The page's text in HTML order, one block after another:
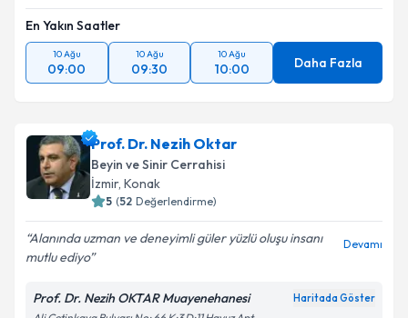
Metni'ni okudum ve kişisel verilerimin belirtilen
kapsamda işlenmesini kabul ediyorum.
Takvim Talebini Gönder
En Yakın Saatler
10 Ağu
09:00
10 Ağu
09:30
10 Ağu
10:00 Daha Fazla
Prof. Dr. Nezih Oktar
Beyin ve Sinir Cerrahisi
İzmir, Konak
5 (52 Değerlendirme)
Alanında uzman ve deneyimli güler yüzlü oluşu insanı
mutlu ediyo
Devamı
Prof. Dr. Nezih OKTAR Muayenehanesi Haritada Göster